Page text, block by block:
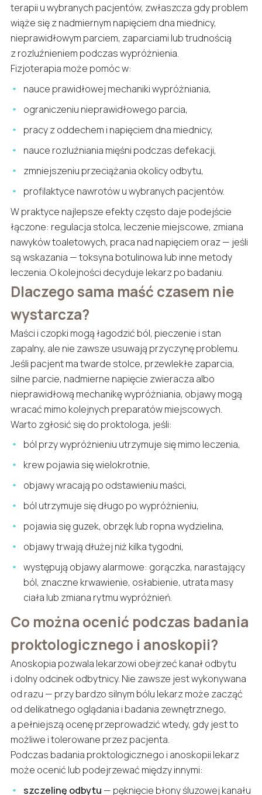
terapii u wybranych pacjentów, zwłaszcza gdy problem
wiąże się z nadmiernym napięciem dna miednicy,
nieprawidłowym parciem, zaparciami lub trudnością
z rozluźnieniem podczas wypróżnienia.
Fizjoterapia może pomóc w:
nauce prawidłowej mechaniki wypróżniania,
ograniczeniu nieprawidłowego parcia,
pracy z oddechem i napięciem dna miednicy,
nauce rozluźniania mięśni podczas defekacji,
zmniejszeniu przeciążania okolicy odbytu,
profilaktyce nawrotów u wybranych pacjentów.
W praktyce najlepsze efekty często daje podejście
łączone: regulacja stolca, leczenie miejscowe, zmiana
nawyków toaletowych, praca nad napięciem oraz — jeśli
są wskazania — toksyna botulinowa lub inne metody
leczenia. O kolejności decyduje lekarz po badaniu.
Dlaczego sama maść czasem nie
wystarcza?
Maści i czopki mogą łagodzić ból, pieczenie i stan
zapalny, ale nie zawsze usuwają przyczynę problemu.
Jeśli pacjent ma twarde stolce, przewlekłe zaparcia,
silne parcie, nadmierne napięcie zwieracza albo
nieprawidłową mechanikę wypróżniania, objawy mogą
wracać mimo kolejnych preparatów miejscowych.
Warto zgłosić się do proktologa, jeśli:
ból przy wypróżnieniu utrzymuje się mimo leczenia,
krew pojawia się wielokrotnie,
objawy wracają po odstawieniu maści,
ból utrzymuje się długo po wypróżnieniu,
pojawia się guzek, obrzęk lub ropna wydzielina,
objawy trwają dłużej niż kilka tygodni,
występują objawy alarmowe: gorączka, narastający
ból, znaczne krwawienie, osłabienie, utrata masy
ciała lub zmiana rytmu wypróżnień.
Co można ocenić podczas badania
proktologicznego i anoskopii?
Anoskopia pozwala lekarzowi obejrzeć kanał odbytu
i dolny odcinek odbytnicy. Nie zawsze jest wykonywana
od razu — przy bardzo silnym bólu lekarz może zacząć
od delikatnego oglądania i badania zewnętrznego,
a pełniejszą ocenę przeprowadzić wtedy, gdy jest to
możliwe i tolerowane przez pacjenta.
Podczas badania proktologicznego i anoskopii lekarz
może ocenić lub podejrzewać między innymi:
szczelinę odbytu — pęknięcie błony śluzowej kanału